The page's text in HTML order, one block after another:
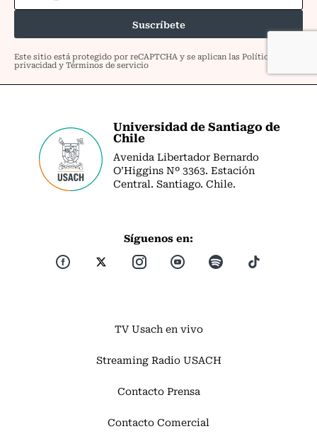
Universidad de Santiago de
Chile
Avenida Libertador Bernardo
O’Higgins Nº 3363. Estación
Central. Santiago. Chile.
Síguenos en:
TV Usach en vivo
Streaming Radio USACH
Contacto Prensa
Contacto Comercial